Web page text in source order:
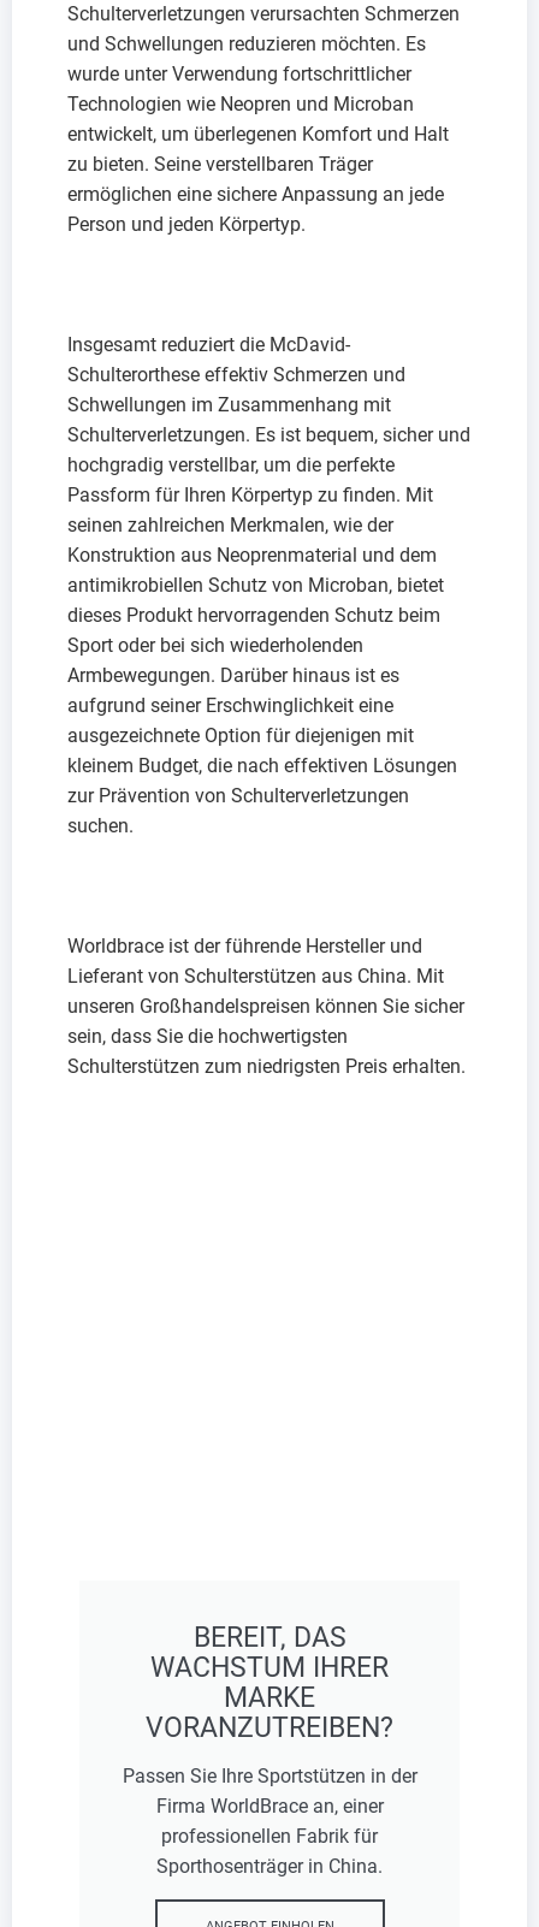
Schulterverletzungen verursachten Schmerzen
und Schwellungen reduzieren möchten. Es
wurde unter Verwendung fortschrittlicher
Technologien wie Neopren und Microban
entwickelt, um überlegenen Komfort und Halt
zu bieten. Seine verstellbaren Träger
ermöglichen eine sichere Anpassung an jede
Person und jeden Körpertyp.
Insgesamt reduziert die McDavid-
Schulterorthese effektiv Schmerzen und
Schwellungen im Zusammenhang mit
Schulterverletzungen. Es ist bequem, sicher und
hochgradig verstellbar, um die perfekte
Passform für Ihren Körpertyp zu finden. Mit
seinen zahlreichen Merkmalen, wie der
Konstruktion aus Neoprenmaterial und dem
antimikrobiellen Schutz von Microban, bietet
dieses Produkt hervorragenden Schutz beim
Sport oder bei sich wiederholenden
Armbewegungen. Darüber hinaus ist es
aufgrund seiner Erschwinglichkeit eine
ausgezeichnete Option für diejenigen mit
kleinem Budget, die nach effektiven Lösungen
zur Prävention von Schulterverletzungen
suchen.
Worldbrace ist der führende Hersteller und
Lieferant von Schulterstützen aus China. Mit
unseren Großhandelspreisen können Sie sicher
sein, dass Sie die hochwertigsten
Schulterstützen zum niedrigsten Preis erhalten.
BEREIT, DAS
WACHSTUM IHRER
MARKE
VORANZUTREIBEN?
Passen Sie Ihre Sportstützen in der
Firma WorldBrace an, einer
professionellen Fabrik für
Sporthosenträger in China.